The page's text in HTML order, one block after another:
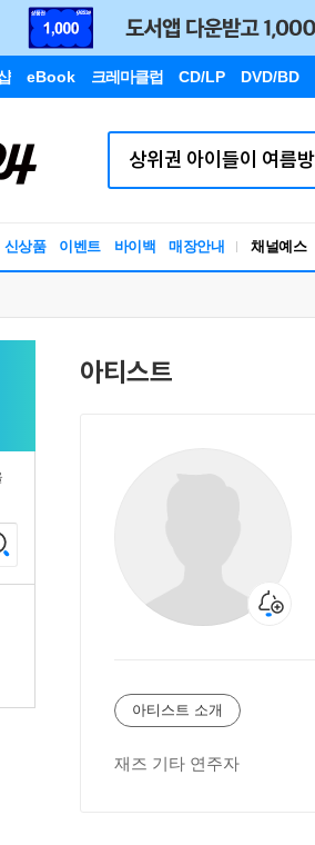
eBook 크레마클럽 CD/LP DVD/BD
신상품 이벤트 바이백 매장안내 채널예스
아티스트
아티스트 소개
재즈 기타 연주자